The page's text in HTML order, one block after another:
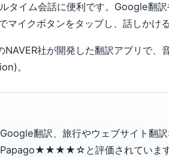
タイム会話に便利です。Google翻
マイクボタンをタップし、話しかけ
NAVER社が開発した翻訳アプリで
。
翻訳、旅行やウェブサイト翻
Papago★★★★☆と評価されていま